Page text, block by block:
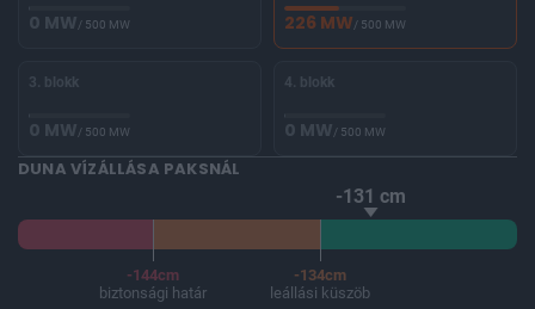
0 MW/ 500 MW 226 MW/ 500 MW
3. blokk
0 MW/ 500 MW
4. blokk
0 MW/ 500 MW
DUNA VÍZÁLLÁSA PAKSNÁL
-131 cm
-144cm
biztonsági határ
-134cm
leállási küszöb